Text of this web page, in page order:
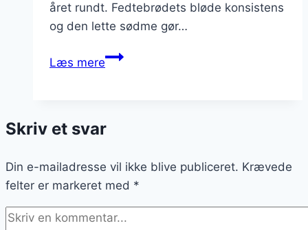
året rundt. Fedtebrødets bløde konsistens
og den lette sødme gør…
Læs mereFedtebrød
æble
Skriv et svar
Din e-mailadresse vil ikke blive publiceret. Krævede
felter er markeret med *